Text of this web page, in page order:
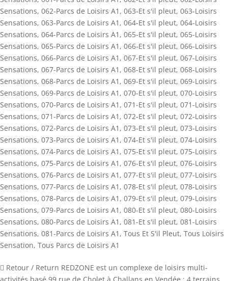
Sensations, 062-Parcs de Loisirs A1 , 063-Et s'il pleut, 063-Loisirs
Sensations, 063-Parcs de Loisirs A1 , 064-Et s'il pleut, 064-Loisirs
Sensations, 064-Parcs de Loisirs A1 , 065-Et s'il pleut, 065-Loisirs
Sensations, 065-Parcs de Loisirs A1 , 066-Et s'il pleut, 066-Loisirs
Sensations, 066-Parcs de Loisirs A1 , 067-Et s'il pleut, 067-Loisirs
Sensations, 067-Parcs de Loisirs A1 , 068-Et s'il pleut, 068-Loisirs
Sensations, 068-Parcs de Loisirs A1 , 069-Et s'il pleut, 069-Loisirs
Sensations, 069-Parcs de Loisirs A1 , 070-Et s'il pleut, 070-Loisirs
Sensations, 070-Parcs de Loisirs A1 , 071-Et s'il pleut, 071-Loisirs
Sensations, 071-Parcs de Loisirs A1 , 072-Et s'il pleut, 072-Loisirs
Sensations, 072-Parcs de Loisirs A1 , 073-Et s'il pleut, 073-Loisirs
Sensations, 073-Parcs de Loisirs A1 , 074-Et s'il pleut, 074-Loisirs
Sensations, 074-Parcs de Loisirs A1 , 075-Et s'il pleut, 075-Loisirs
Sensations, 075-Parcs de Loisirs A1 , 076-Et s'il pleut, 076-Loisirs
Sensations, 076-Parcs de Loisirs A1 , 077-Et s'il pleut, 077-Loisirs
Sensations, 077-Parcs de Loisirs A1 , 078-Et s'il pleut, 078-Loisirs
Sensations, 078-Parcs de Loisirs A1 , 079-Et s'il pleut, 079-Loisirs
Sensations, 079-Parcs de Loisirs A1 , 080-Et s'il pleut, 080-Loisirs
Sensations, 080-Parcs de Loisirs A1 , 081-Et s'il pleut, 081-Loisirs
Sensations, 081-Parcs de Loisirs A1 , Tous Et S'il Pleut, Tous Loisirs
Sensation, Tous Parcs de Loisirs A1
 Retour / Return REDZONE est un complexe de loisirs multi-